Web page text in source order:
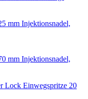
Injektionsnadel,
Injektionsnadel,
Einwegspritze 20